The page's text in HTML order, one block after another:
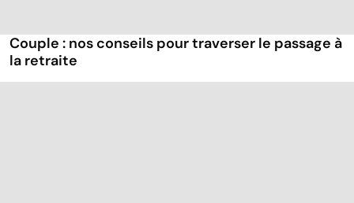
Couple : nos conseils pour traverser le passage à
la retraite